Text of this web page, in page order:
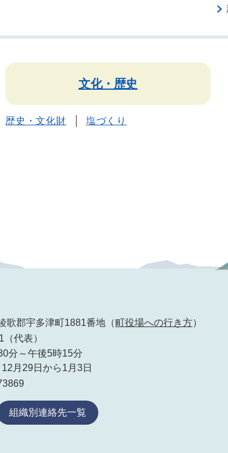
文化・歴史
歴史・文化財 塩づくり
歌郡宇多津町1881番地（町役場への行き方）
代表）
分～午後5時15分
月29日から1月3日
組織別連絡先一覧